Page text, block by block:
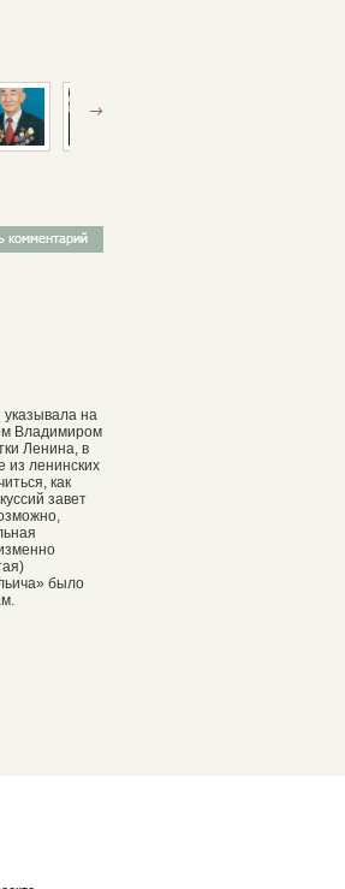
на
Владимиром
Ленина, в
из ленинских
как
завет
было